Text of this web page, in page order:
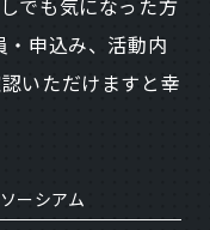
でも気になった方
申込み、活動内
いただけますと幸
ーシアム